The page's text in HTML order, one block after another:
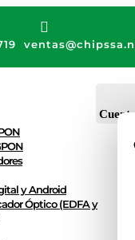

y Android
Óptico (EDFA y